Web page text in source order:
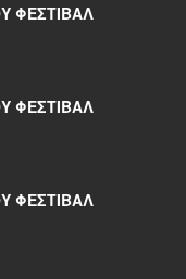
ΦΕΣΤΙΒΆΛ
ΦΕΣΤΙΒΆΛ
ΦΕΣΤΙΒΆΛ